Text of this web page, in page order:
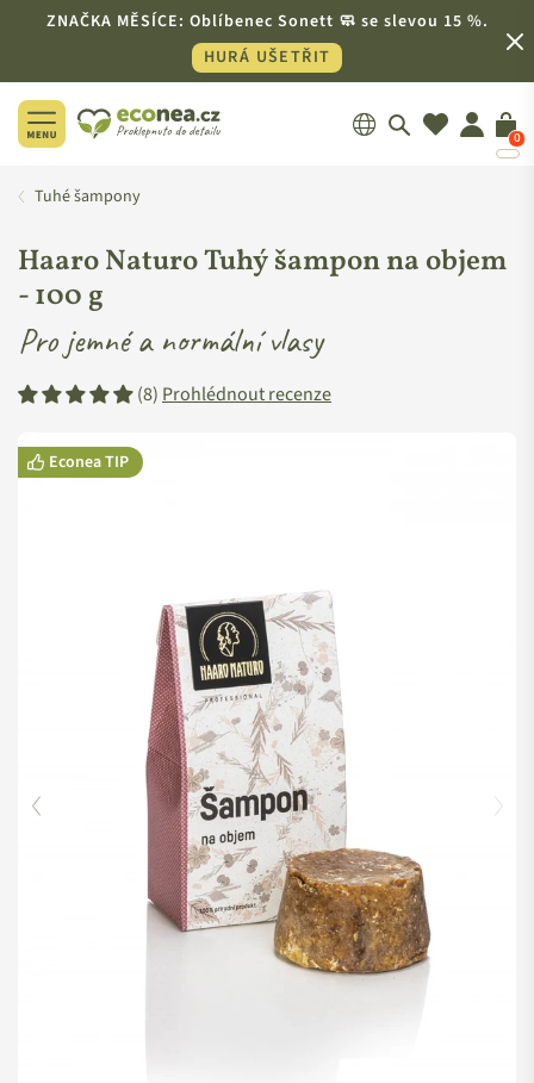
ZNAČKA MĚSÍCE: Oblíbenec Sonett 🧼 se slevou 15 %.
HURÁ UŠETŘIT
0
Tuhé šampony
Haaro Naturo Tuhý šampon na objem
-100 g
Pro jemné a normální vlasy
(8) Prohlédnout recenze
Econea TIP